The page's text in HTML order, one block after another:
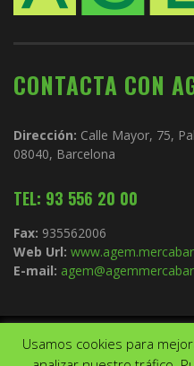
CONTACTA CON
Dirección: Calle Mayor, 75,
08040, Barcelona
TEL: 93 556 20 00
Fax: 935562006
Web Url:
E-mail:
Copyright © 2021.AGEM. Todos
Usamos cookies para